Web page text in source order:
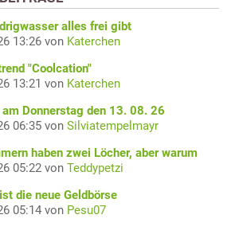
alles frei gibt
13:26 von Katerchen
"Coolcation"
13:21 von Katerchen
Donnerstag den 13. 08. 26
06:35 von Silviatempelmayr
haben zwei Löcher, aber warum
05:22 von Teddypetzi
die neue Geldbörse
05:14 von Pesu07